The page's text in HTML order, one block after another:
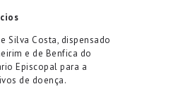
cios
Silva Costa, dispensado
e de Benfica do
Episcopal para a
de doença.